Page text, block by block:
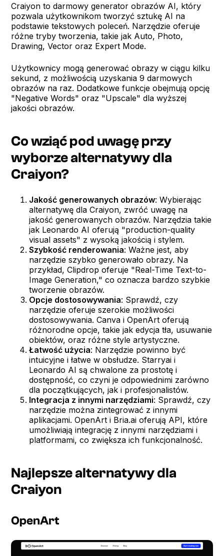
Craiyon to darmowy generator obrazów AI, który
pozwala użytkownikom tworzyć sztukę AI na
podstawie tekstowych poleceń. Narzędzie oferuje
różne tryby tworzenia, takie jak Auto, Photo,
Drawing, Vector oraz Expert Mode.
Użytkownicy mogą generować obrazy w ciągu kilku
sekund, z możliwością uzyskania 9 darmowych
obrazów na raz. Dodatkowe funkcje obejmują opcję
"Negative Words" oraz "Upscale" dla wyższej
jakości obrazów.
Co wziąć pod uwagę przy
wyborze alternatywy dla
Craiyon?
Jakość generowanych obrazów: Wybierając
alternatywę dla Craiyon, zwróć uwagę na
jakość generowanych obrazów. Narzędzia takie
jak Leonardo AI oferują "production-quality
visual assets" z wysoką jakością i stylem.
Szybkość renderowania: Ważne jest, aby
narzędzie szybko generowało obrazy. Na
przykład, Clipdrop oferuje "Real-Time Text-to-
Image Generation," co oznacza bardzo szybkie
tworzenie obrazów.
Opcje dostosowywania: Sprawdź, czy
narzędzie oferuje szerokie możliwości
dostosowywania. Canva i OpenArt oferują
różnorodne opcje, takie jak edycja tła, usuwanie
obiektów, oraz różne style artystyczne.
Łatwość użycia: Narzędzie powinno być
intuicyjne i łatwe w obsłudze. Starryai i
Leonardo AI są chwalone za prostotę i
dostępność, co czyni je odpowiednimi zarówno
dla początkujących, jak i profesjonalistów.
Integracja z innymi narzędziami: Sprawdź, czy
narzędzie można zintegrować z innymi
aplikacjami. OpenArt i Bria.ai oferują API, które
umożliwiają integrację z innymi narzędziami i
platformami, co zwiększa ich funkcjonalność.
Najlepsze alternatywy dla
Craiyon
OpenArt